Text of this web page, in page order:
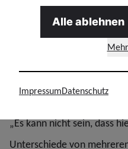
ihre Zwecke missbraucht
Kopelke stellt ferner klare
„Es kann nicht sein, dass
Unterschiede von
Alle ablehnen
ImpressumDatenschutz